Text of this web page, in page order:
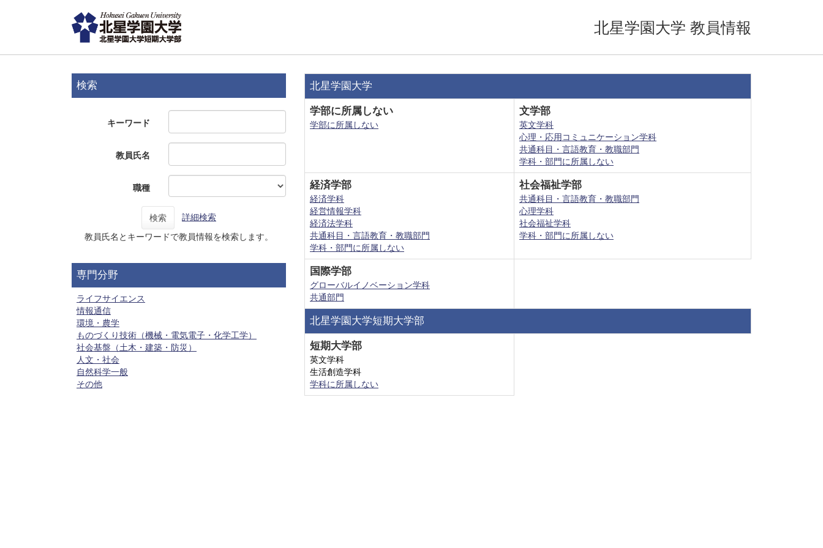
北星学園大学 教員情報
検索
キーワード
教員氏名
職種
検索 詳細検索
教員氏名とキーワードで教員情報を検索します。
専門分野
ライフサイエンス
情報通信
環境・農学
ものづくり技術（機械・電気電子・化学工学）
社会基盤（土木・建築・防災）
人文・社会
自然科学一般
その他
北星学園大学
学部に所属しない
学部に所属しない
文学部
英文学科
心理・応用コミュニケーション学科
共通科目・言語教育・教職部門
学科・部門に所属しない
経済学部
経済学科
経営情報学科
経済法学科
共通科目・言語教育・教職部門
学科・部門に所属しない
社会福祉学部
共通科目・言語教育・教職部門
心理学科
社会福祉学科
学科・部門に所属しない
国際学部
グローバルイノベーション学科
共通部門
北星学園大学短期大学部
短期大学部
英文学科
生活創造学科
学科に所属しない